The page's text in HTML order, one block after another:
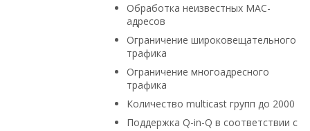
Обработка неизвестных МАС-
адресов
Ограничение широковещательного
трафика
Ограничение многоадресного
трафика
Количество multicast групп до 2000
Поддержка Q-in-Q в соответствии с